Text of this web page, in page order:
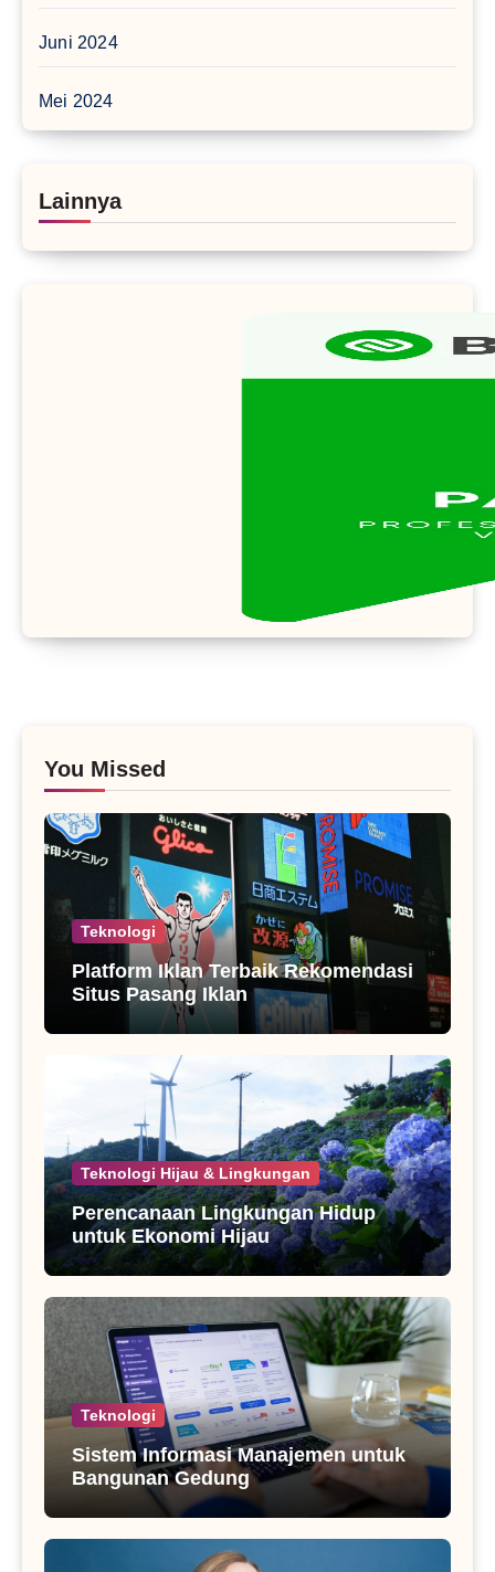
Juni 2024
Mei 2024
Lainnya
You Missed
Teknologi
Platform Iklan Terbaik Rekomendasi
Situs Pasang Iklan
Teknologi Hijau & Lingkungan
Perencanaan Lingkungan Hidup
untuk Ekonomi Hijau
Teknologi
Sistem Informasi Manajemen untuk
Bangunan Gedung